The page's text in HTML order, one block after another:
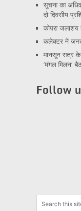
सूचना का
दो दिवसीय
कोपरा
कलेक्टर ने
मानसून सत्र के
‘मंगल मिलन’
Follow